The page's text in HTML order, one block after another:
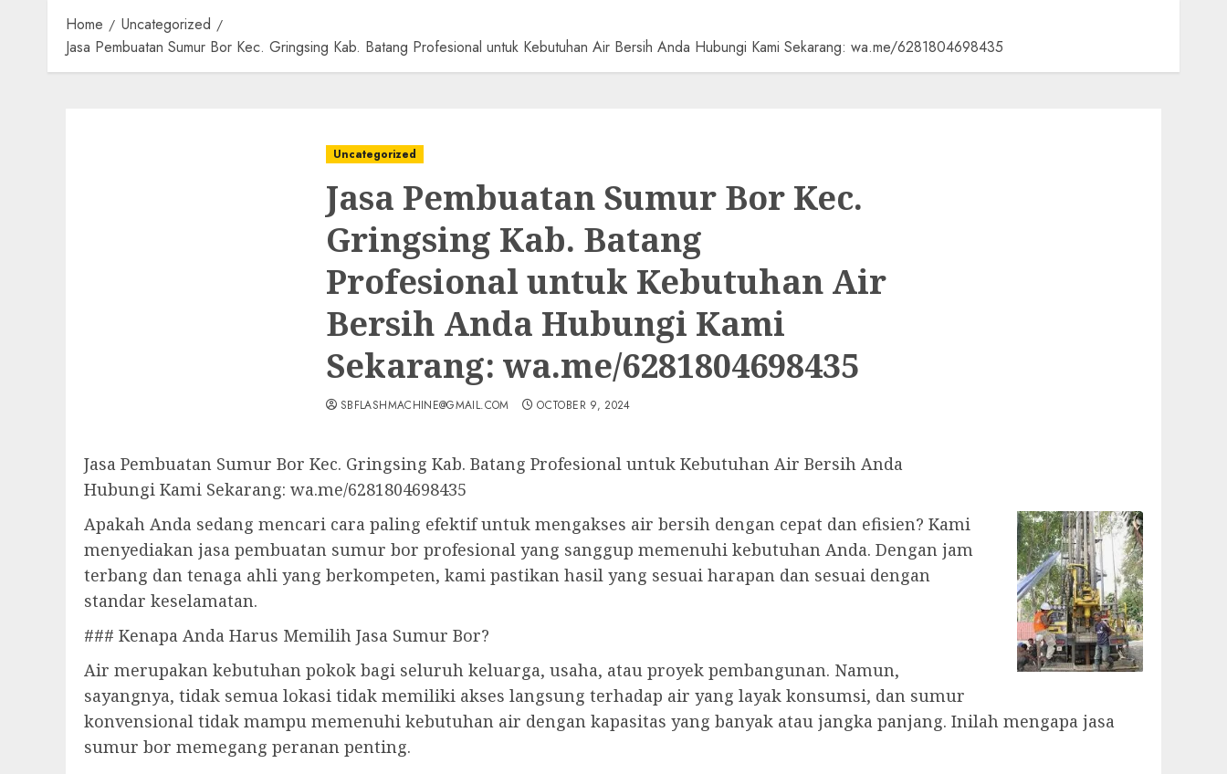
Home
Uncategorized
Jasa Pembuatan Sumur Bor Kec. Gringsing Kab. Batang Profesional untuk Kebutuhan Air Bersih Anda Hubungi Kami Sekarang: wa.me/6281804698435
Uncategorized
Jasa Pembuatan Sumur Bor Kec.
Gringsing Kab. Batang
Profesional untuk Kebutuhan Air
Bersih Anda Hubungi Kami
Sekarang: wa.me/6281804698435
SBFLASHMACHINE@GMAIL.COM OCTOBER 9, 2024
Jasa Pembuatan Sumur Bor Kec. Gringsing Kab. Batang Profesional untuk Kebutuhan Air Bersih Anda
Hubungi Kami Sekarang: wa.me/6281804698435
Apakah Anda sedang mencari cara paling efektif untuk mengakses air bersih dengan cepat dan efisien? Kami
menyediakan jasa pembuatan sumur bor profesional yang sanggup memenuhi kebutuhan Anda. Dengan jam
terbang dan tenaga ahli yang berkompeten, kami pastikan hasil yang sesuai harapan dan sesuai dengan
standar keselamatan.
### Kenapa Anda Harus Memilih Jasa Sumur Bor?
Air merupakan kebutuhan pokok bagi seluruh keluarga, usaha, atau proyek pembangunan. Namun,
sayangnya, tidak semua lokasi tidak memiliki akses langsung terhadap air yang layak konsumsi, dan sumur
konvensional tidak mampu memenuhi kebutuhan air dengan kapasitas yang banyak atau jangka panjang. Inilah mengapa jasa
sumur bor memegang peranan penting.